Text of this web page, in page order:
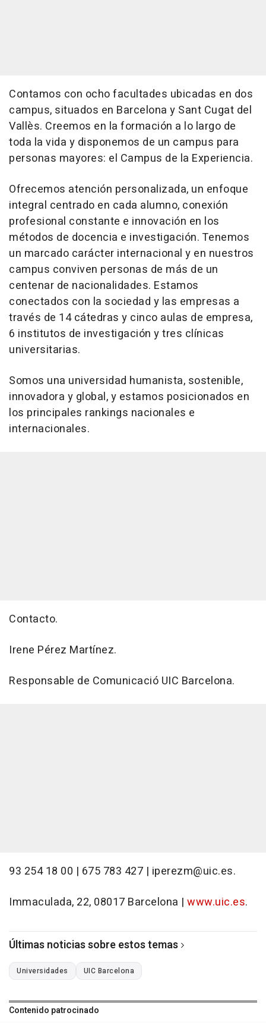
Contamos con ocho facultades ubicadas en dos
campus, situados en Barcelona y Sant Cugat del
Vallès. Creemos en la formación a lo largo de
toda la vida y disponemos de un campus para
personas mayores: el Campus de la Experiencia.
Ofrecemos atención personalizada, un enfoque
integral centrado en cada alumno, conexión
profesional constante e innovación en los
métodos de docencia e investigación. Tenemos
un marcado carácter internacional y en nuestros
campus conviven personas de más de un
centenar de nacionalidades. Estamos
conectados con la sociedad y las empresas a
través de 14 cátedras y cinco aulas de empresa,
6 institutos de investigación y tres clínicas
universitarias.
Somos una universidad humanista, sostenible,
innovadora y global, y estamos posicionados en
los principales rankings nacionales e
internacionales.
Contacto.
Irene Pérez Martínez.
Responsable de Comunicació UIC Barcelona.
93 254 18 00 | 675 783 427 | iperezm@uic.es.
Immaculada, 22, 08017 Barcelona | www.uic.es.
Últimas noticias sobre estos temas
Universidades UIC Barcelona
Contenido patrocinado